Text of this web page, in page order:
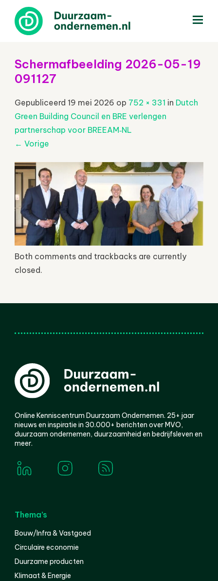
Schermafbeelding 2026-05-19
091127
Gepubliceerd 19 mei 2026 op 752 × 331 in Dutch
Green Building Council en BRE verlengen
partnerschap voor BREEAM‑NL
← Vorige
Both comments and trackbacks are currently
closed.
Online Kenniscentrum Duurzaam Ondernemen. 25+ jaar
nieuws en inspiratie in 30.000+ berichten over MVO,
duurzaam ondernemen, duurzaamheid en bedrijfsleven en
meer.
Thema’s
Bouw/Infra & Vastgoed
Circulaire economie
Duurzame producten
Klimaat & Energie